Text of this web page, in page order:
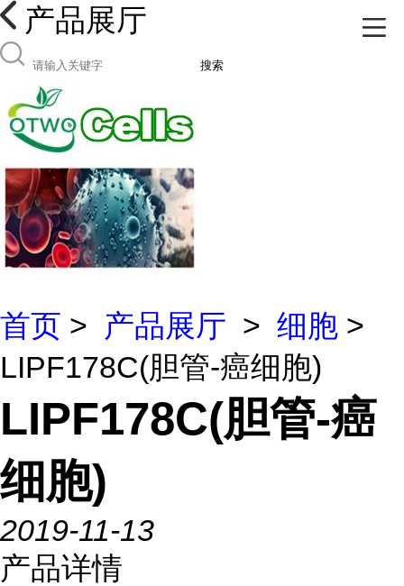
产品展厅
搜索
首页 > 产品展厅 > 细胞 >
LIPF178C(胆管-癌细胞)
LIPF178C(胆管-癌
细胞)
2019-11-13
产品详情